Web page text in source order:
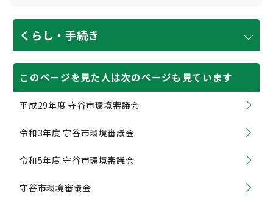
くらし・手続き
このページを見た人は次のページも見ています
平成29年度 守谷市環境審議会
令和3年度 守谷市環境審議会
令和5年度 守谷市環境審議会
守谷市環境審議会